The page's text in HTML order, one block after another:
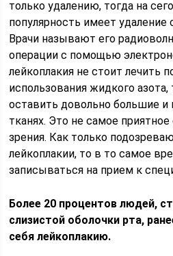
только удалению, тогда на
популярность имеет
Врачи называют его
операции с помощью
лейкоплакия не стоит лечить
использования жидкого
оставить довольно большие и
тканях. Это не самое
зрения. Как только
лейкоплакии, то в то самое
записываться на прием к
Более 20 процентов людей,
слизистой оболочки рта,
себя лейкоплакию.